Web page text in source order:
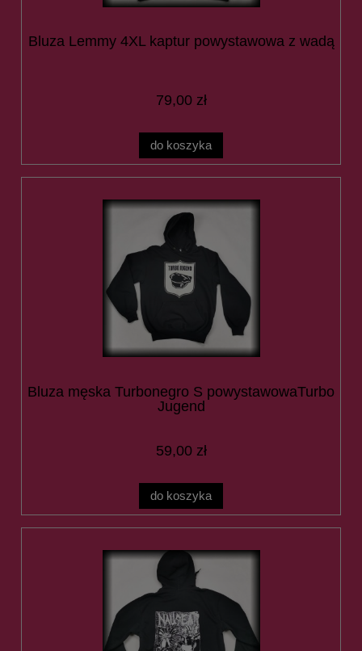
Bluza Lemmy 4XL kaptur powystawowa z wadą
79,00 zł
do koszyka
Bluza męska Turbonegro S powystawowaTurbo
Jugend
59,00 zł
do koszyka